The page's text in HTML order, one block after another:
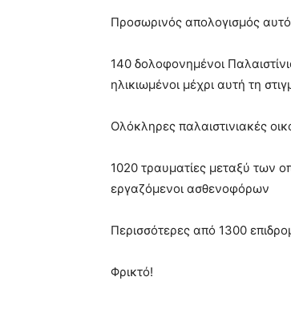
Προσωρινός απολογισμός
140 δολοφονημένοι
ηλικιωμένοι μέχρι αυτή τη
Ολόκληρες παλαιστινιακές
1020 τραυματίες μεταξύ των
εργαζόμενοι ασθενοφόρων
Περισσότερες από 1300
Φρικτό!